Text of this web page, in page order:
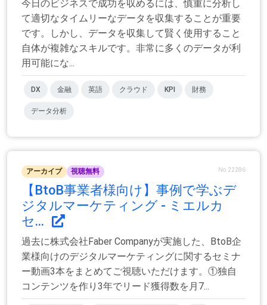
今日のビジネスで成功を収めるには、慎重に分析し
て適切なタイムリーなデータを収集することが重要
です。しかし、データを収集して賢く使用すること
自体が複雑なスキルです。非常に多くのデータが利
用可能にな...
DX 金融 英語 クラウド KPI 財務
データ分析
アーカイブ 視聴無料 No.22286
【BtoB事業者様向け】事例で学ぶデ
ジタルマーケティング - ミエルカ
セ...
過去に株式会社Faber Companyが実施した、BtoB企
業様向けのデジタルマーケティングに関するセミナ
ー動画3本をまとめてご視聴いただけます。①独自
コンテンツを作り3年でリード獲得数を月7...